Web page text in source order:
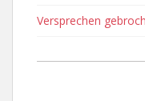
Versprechen